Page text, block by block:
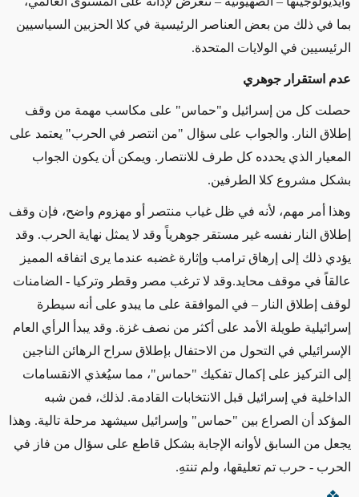
بما في ذلك من بعض العناصر الرئيسية في كلا الحزبين السياسيين
الرئيسيين في الولايات المتحدة.
عدم استقرار جوهري
حصلت كل من إسرائيل و"حماس" على مكاسب مهمة من وقف
إطلاق النار . والجواب على سؤال "من انتصر في الحرب" يعتمد على
المعيار الذي يحدده كل طرف للانتصار . ويمكن أن يكون الجواب
بشكل مشروع كلا الطرفين.
وهذا أمر مهم، لأنه في ظل غياب منتصر أو مهزوم واضح، فإن وقف
إطلاق النار نفسه غير مستقر جوهرياً وقد لا يمثل نهاية الحرب. وقد
يؤدي ذلك إلى إرهاق ترامب وإثارة غضبه عندما يرى اتفاقه المميز
عالقاً في موقف محايد.وقد لا ترغب مصر وقطر وتركيا - الضامنات
لوقف إطلاق النار – في الموافقة على ما يبدو على أنه سيطرة
إسرائيلية طويلة الأمد على أكثر من نصف غزة. وقد يبدأ الرأي العام
الإسرائيلي في التحول من الاحتفال بإطلاق سراح الرهائن الناجين
إلى التركيز على إكمال تفكيك "حماس"، مما سيُغذي الانقسامات
الداخلية في إسرائيل قبل الانتخابات القادمة. لذلك، فمن شبه
المؤكد أن الصراع بين "حماس" وإسرائيل سيشهد مرحلة تالية. وهذا
يجعل من السابق لأوانه الإجابة بشكل قاطع على سؤال من فاز في
الحرب - حرب تم تعليقها، ولم تنتهِ.